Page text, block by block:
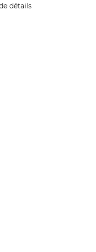
détails